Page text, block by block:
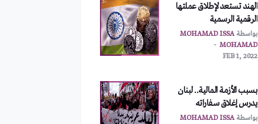
الهند تستعد لإطلاق عملتها
الرقمية الرسمية
بواسطةMOHAMAD ISSA
MOHAMAD
FEB 1, 2022
بسبب الأزمة المالية.. لبنان
يدرس إغلاق سفاراته
بواسطةMOHAMAD ISSA